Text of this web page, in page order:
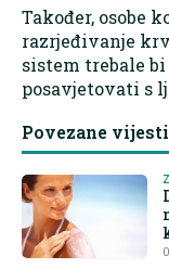
Također, osobe
razrjeđivanje
sistem trebale
posavjetovati s
Povezane vijesti